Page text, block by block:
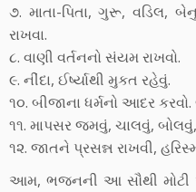
૭. માતા-પિતા, ગુરૂ, વડિલ,
રાખવા.
૮. વાણી વર્તનનો સંયમ રાખવો.
૯. નીંદા, ઈર્ષ્યાથી મુકત રહેવું.
૧૦. બીજાના ધર્મનો આદર
૧૧. માપસર જમવું, ચાલવું,
૧૨. જાતને પ્રસન્ન રાખવી,
આમ, ભજનની આ સૌથી મોટી